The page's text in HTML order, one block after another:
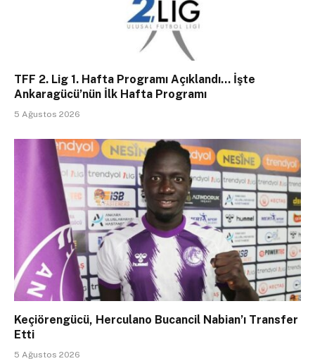
TFF 2. Lig 1. Hafta Programı Açıklandı… İşte
Ankaragücü’nün İlk Hafta Programı
5 Ağustos 2026
Keçiörengücü, Herculano Bucancil Nabian’ı Transfer
Etti
5 Ağustos 2026